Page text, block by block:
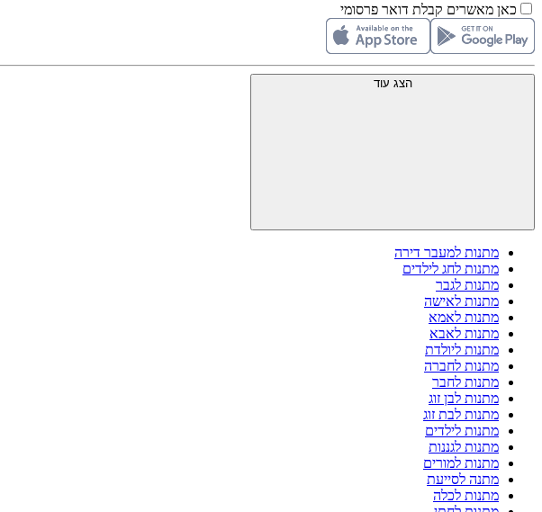
כאן מאשרים קבלת דואר פרסומי
הצג עוד
מתנות למעבר דירה
מתנות לחג לילדים
מתנות לגבר
מתנות לאישה
מתנות לאמא
מתנות לאבא
מתנות ליולדת
מתנות לחברה
מתנות לחבר
מתנות לבן זוג
מתנות לבת זוג
מתנות לילדים
מתנות לגננות
מתנות למורים
מתנה לסייעת
מתנות לכלה